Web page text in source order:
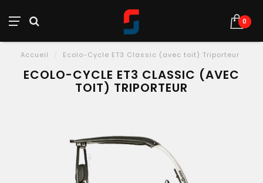
0
Accueil Ecolo-Cycle ET3 Classic (avec toit) Triporteur
ECOLO-CYCLE ET3 CLASSIC (AVEC
TOIT) TRIPORTEUR